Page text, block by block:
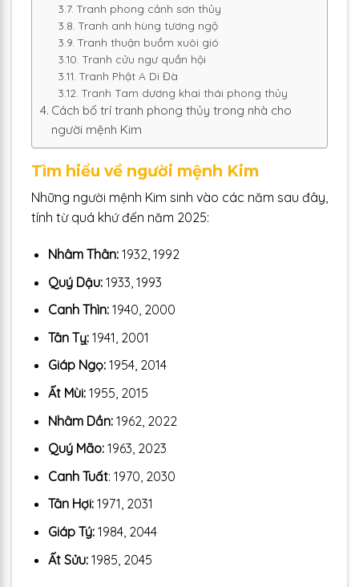
Tranh phong cảnh sơn thủy
Tranh anh hùng tương ngộ
Tranh thuận buồm xuôi gió
Tranh cửu ngư quần hội
Tranh Phật A Di Đà
Tranh Tam dương khai thái phong thủy
Cách bố trí tranh phong thủy trong nhà cho
người mệnh Kim
Tìm hiểu về người mệnh Kim
Những người mệnh Kim sinh vào các năm sau đây,
tính từ quá khứ đến năm 2025:
Nhâm Thân:1932, 1992
Quý Dậu:1933, 1993
Canh Thìn:1940, 2000
Tân Tỵ: 1941, 2001
Giáp Ngọ:1954, 2014
Ất Mùi:1955, 2015
Nhâm Dần:1962, 2022
Quý Mão:1963, 2023
Canh Tuất: 1970, 2030
Tân Hợi:1971, 2031
Giáp Tý:1984, 2044
Ất Sửu:1985, 2045